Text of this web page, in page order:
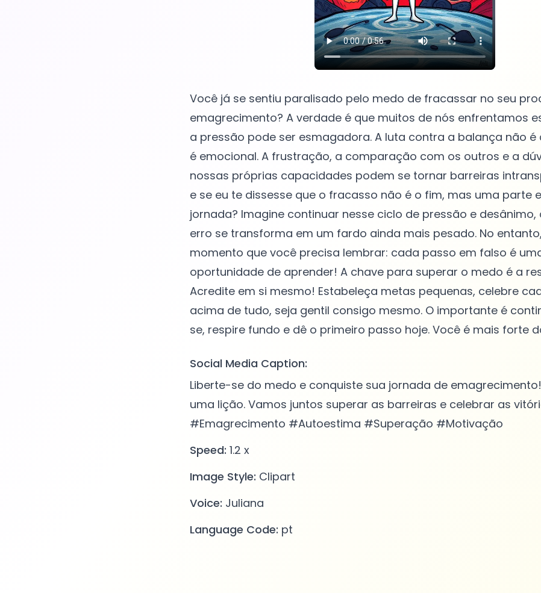
Você já se sentiu paralisado pelo medo de fracassar no seu
emagrecimento? A verdade é que muitos de nós enfrentamos
a pressão pode ser esmagadora. A luta contra a balança não é
é emocional. A frustração, a comparação com os outros e a
nossas próprias capacidades podem se tornar barreiras
e se eu te dissesse que o fracasso não é o fim, mas uma parte
jornada? Imagine continuar nesse ciclo de pressão e desânimo,
erro se transforma em um fardo ainda mais pesado. No
momento que você precisa lembrar: cada passo em falso é
oportunidade de aprender! A chave para superar o medo é a
Acredite em si mesmo! Estabeleça metas pequenas, celebre
acima de tudo, seja gentil consigo mesmo. O importante é
Social Media Caption:
Liberte-se do medo e conquiste sua jornada de
uma lição. Vamos juntos superar as barreiras e celebrar as
#Emagrecimento #Autoestima #Superação #Motivação
Speed: 1.2 x
Image Style: Clipart
Voice: Juliana
Language Code: pt